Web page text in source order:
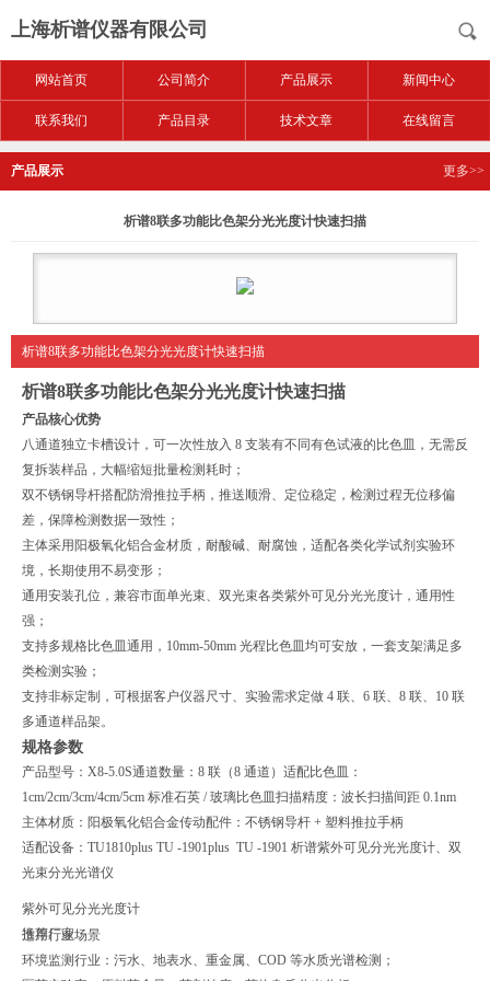
上海析谱仪器有限公司
网站首页 公司简介 产品展示 新闻中心
联系我们 产品目录 技术文章 在线留言
产品展示 更多>>
析谱8联多功能比色架分光光度计快速扫描
析谱8联多功能比色架分光光度计快速扫描
析谱8联多功能比色架分光光度计快速扫描
产品核心优势
八通道独立卡槽设计，可一次性放入 8 支装有不同有色试液的比色皿，无需反
复拆装样品，大幅缩短批量检测耗时；
双不锈钢导杆搭配防滑推拉手柄，推送顺滑、定位稳定，检测过程无位移偏
差，保障检测数据一致性；
主体采用阳极氧化铝合金材质，耐酸碱、耐腐蚀，适配各类化学试剂实验环
境，长期使用不易变形；
通用安装孔位，兼容市面单光束、双光束各类紫外可见分光光度计，通用性
强；
支持多规格比色皿通用，10mm-50mm 光程比色皿均可安放，一套支架满足多
类检测实验；
支持非标定制，可根据客户仪器尺寸、实验需求定做 4 联、6 联、8 联、10 联
多通道样品架。
规格参数
产品型号：X8-5.0S通道数量：8 联（8 通道） 适配比色皿：
1cm/2cm/3cm/4cm/5cm 标准石英 / 玻璃比色皿扫描精度：波长扫描间距 0.1nm
主体材质：阳极氧化铝合金传动配件：不锈钢导杆 + 塑料推拉手柄
适配设备：TU1810plus TU -1901plus TU -1901 析谱紫外可见分光光度计、双
光束分光光谱仪
紫外可见分光光度计
推荐厂家
适用行业场景
环境监测行业：污水、地表水、重金属、COD 等水质光谱检测；